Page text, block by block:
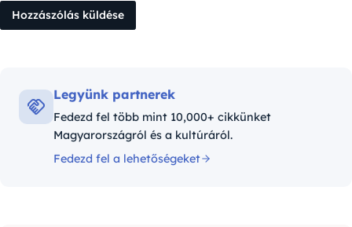
Legyünk partnerek
Fedezd fel több mint 10,000+ cikkünket
Magyarországról és a kultúráról.
Fedezd fel a lehetőségeket